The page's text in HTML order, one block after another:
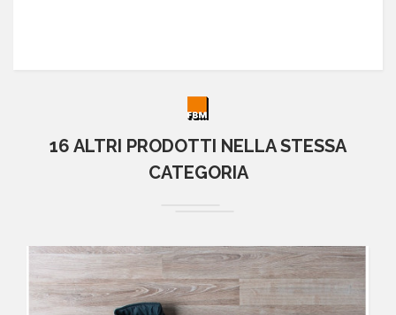
16 ALTRI PRODOTTI NELLA STESSA
CATEGORIA